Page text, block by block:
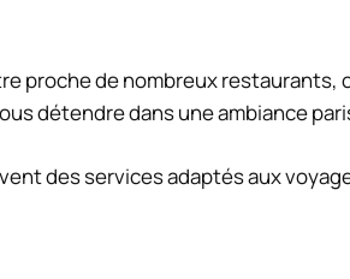
proche de nombreux restaurants,
détendre dans une ambiance
des services adaptés aux